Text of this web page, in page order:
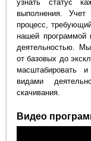
узнать статус
выполнения. Учет
процесс,
нашей программой
деятельностью.
от базовых до
масштабировать
видами
скачивания.
Видео